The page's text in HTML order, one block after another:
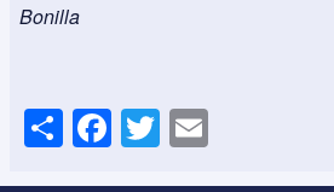
Bonilla
S
h
F
a
T
wi